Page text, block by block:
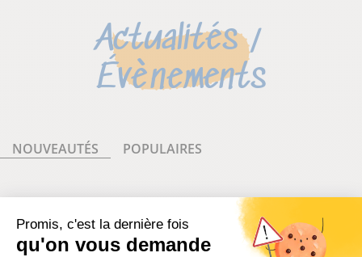
Promis, c'est la dernière fois
qu'on vous demande
Actualités /
Évènements
AFFINEZ VOTRE RECHERCHE AVEC LES FILTRES
Populaire
NOUVEAUTÉS POPULAIRES